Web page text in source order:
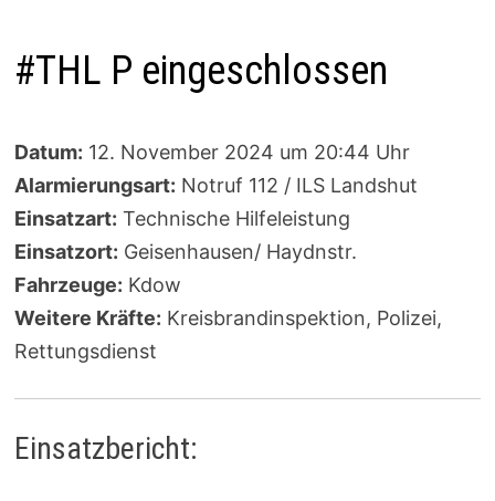
#THL P eingeschlossen
Datum: 12. November 2024 um 20:44 Uhr
Alarmierungsart: Notruf 112 / ILS Landshut
Einsatzart: Technische Hilfeleistung
Einsatzort: Geisenhausen/ Haydnstr.
Fahrzeuge: Kdow
Weitere Kräfte: Kreisbrandinspektion, Polizei,
Rettungsdienst
Einsatzbericht: